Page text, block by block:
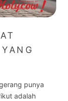
punya
adalah